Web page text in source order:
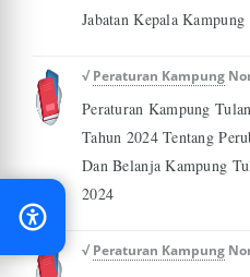
Jabatan Kepala Kampung
√Peraturan Kampung
Peraturan Kampung
Tahun 2024 Tentang
Dan Belanja Kampung
2024
√Peraturan Kampung